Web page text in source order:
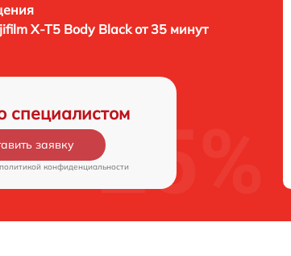
X-T5 Body Black от 35 минут
специалистом
заявку
политикой конфиденциальности